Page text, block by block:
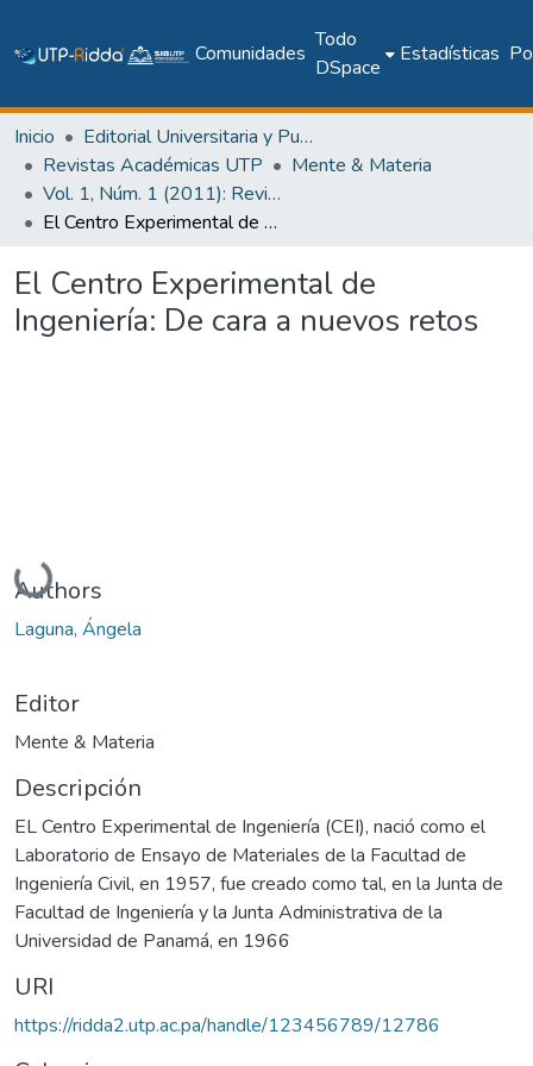
Comunidades
Todo
DSpace
Estadísticas
Inicio
Editorial Universitaria y Publicaciones Seriadas
Revistas Académicas UTP
Mente & Materia
Vol. 1, Núm. 1 (2011): Revista Mente & Materia
El Centro Experimental de Ingeniería: De cara a nuevos retos
El Centro Experimental de
Ingeniería: De cara a nuevos retos
Cargando...
Authors
Laguna, Ángela
Editor
Mente & Materia
Descripción
EL Centro Experimental de Ingeniería (CEI), nació como el
Laboratorio de Ensayo de Materiales de la Facultad de
Ingeniería Civil, en 1957, fue creado como tal, en la Junta de
Facultad de Ingeniería y la Junta Administrativa de la
Universidad de Panamá, en 1966
URI
https://ridda2.utp.ac.pa/handle/123456789/12786